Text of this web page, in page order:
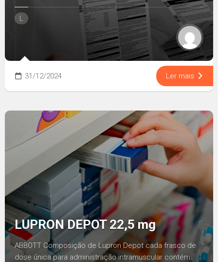
L
31/12/2024 Ler mais
LUPRON DEPOT 22,5 mg
ABBOTT Composição de Lupron Depot cada frasco de
dose única para administração intramuscular contém: